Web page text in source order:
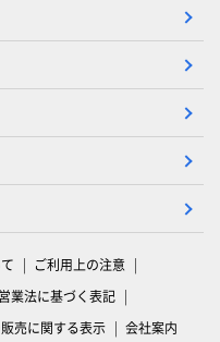
ご利用上の注意
業法に基づく表記
売に関する表示 会社案内